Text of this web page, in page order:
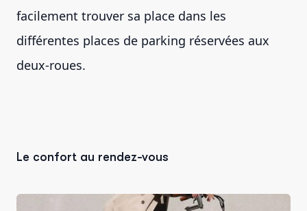
facilement trouver sa place dans les
différentes places de parking réservées aux
deux-roues.
Le confort au rendez-vous